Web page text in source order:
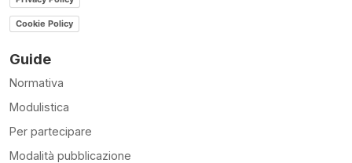
Cookie Policy
Guide
Normativa
Modulistica
Per partecipare
Modalità pubblicazione